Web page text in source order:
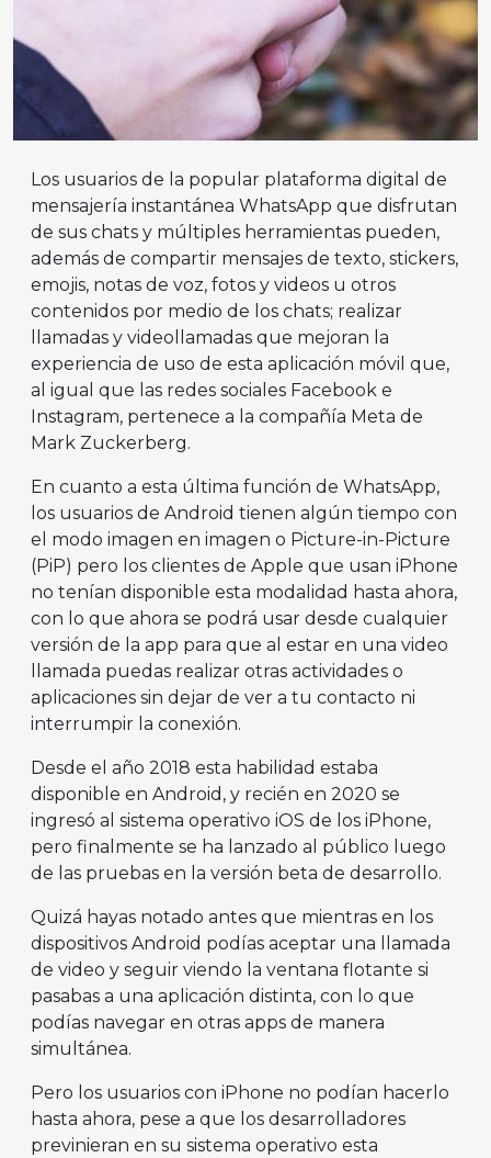
Los usuarios de la popular plataforma digital de
mensajería instantánea WhatsApp que disfrutan
de sus chats y múltiples herramientas pueden,
además de compartir mensajes de texto, stickers,
emojis, notas de voz, fotos y videos u otros
contenidos por medio de los chats; realizar
llamadas y videollamadas que mejoran la
experiencia de uso de esta aplicación móvil que,
al igual que las redes sociales Facebook e
Instagram, pertenece a la compañía Meta de
Mark Zuckerberg.
En cuanto a esta última función de WhatsApp,
los usuarios de Android tienen algún tiempo con
el modo imagen en imagen o Picture-in-Picture
(PiP) pero los clientes de Apple que usan iPhone
no tenían disponible esta modalidad hasta ahora,
con lo que ahora se podrá usar desde cualquier
versión de la app para que al estar en una video
llamada puedas realizar otras actividades o
aplicaciones sin dejar de ver a tu contacto ni
interrumpir la conexión.
Desde el año 2018 esta habilidad estaba
disponible en Android, y recién en 2020 se
ingresó al sistema operativo iOS de los iPhone,
pero finalmente se ha lanzado al público luego
de las pruebas en la versión beta de desarrollo.
Quizá hayas notado antes que mientras en los
dispositivos Android podías aceptar una llamada
de video y seguir viendo la ventana flotante si
pasabas a una aplicación distinta, con lo que
podías navegar en otras apps de manera
simultánea.
Pero los usuarios con iPhone no podían hacerlo
hasta ahora, pese a que los desarrolladores
previnieran en su sistema operativo esta